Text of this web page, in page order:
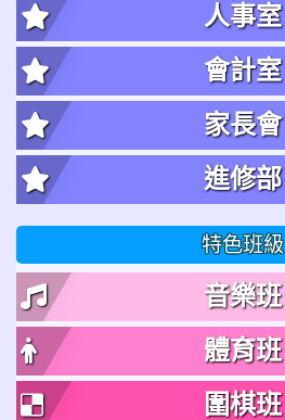
人事室
會計室
家長會
進修部
特色班級
音樂班
體育班
圍棋班